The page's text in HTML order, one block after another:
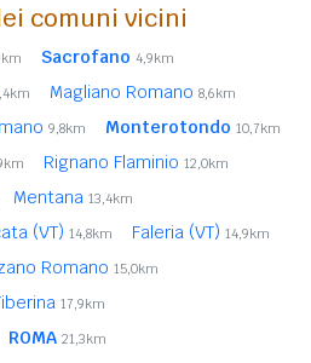
comuni vicini
Sacrofano 4,9km
Magliano Romano 8,6km
9,8km Monterotondo 10,7km
Rignano Flaminio 12,0km
Mentana 13,4km
(VT) 14,8km Faleria (VT) 14,9km
Romano 15,0km
17,9km
ROMA 21,3km